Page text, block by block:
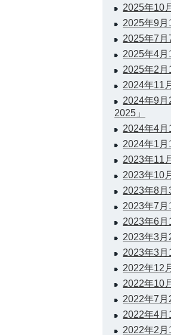
2025年10
2025年9月
2025年7月
2025年4月
2025年2月
2024年11
2024年9
2025」
2024年4月
2024年1月
2023年11
2023年10
2023年8月
2023年7月
2023年6月
2023年3
2023年3月
2022年12
2022年10
2022年7月
2022年4月
2022年2月